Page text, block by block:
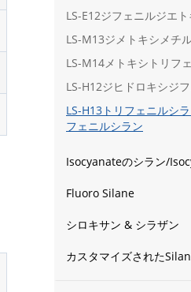
LS-E12ジフェニルジエ
LS-M13ジメトキシメチ
LS-M14メトキシトリフ
LS-H12ジヒドロキシジ
LS-H13トリフェニルシ
フェニルシラン
Isocyanateのシラン/
Fluoro Silane
シロキサン & シラザン
カスタマイズされた